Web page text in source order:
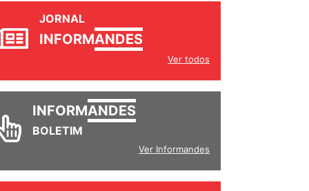
JORNAL
INFORMANDES
Ver todos
INFORMANDES
BOLETIM
Ver Informandes